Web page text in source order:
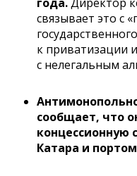
связывает это с
к приватизации
с нелегальным
сообщает, что
концессионную
Катара и